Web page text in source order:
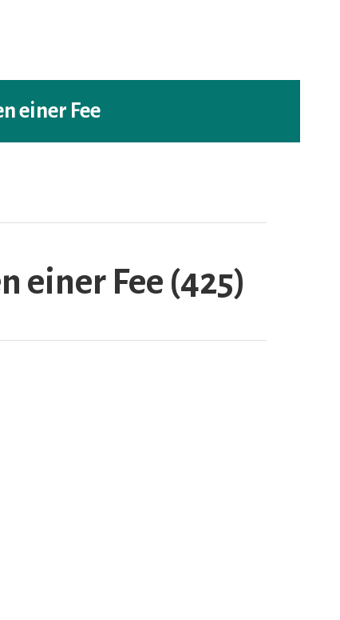
einer Fee
einer Fee (425)